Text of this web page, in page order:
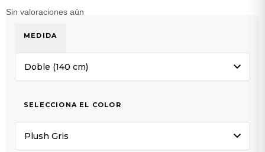
Sin valoraciones aún
MEDIDA
SELECCIONA EL COLOR